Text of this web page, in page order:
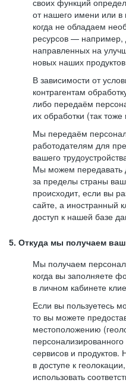
своих функций
от нашего имени или
когда не обладаем
ресурсов — например,
направленных на
новых наших
В зависимости от
контрагентам
либо передаём
их обработки (так
Мы передаём
работодателям для
вашего
Мы можем передавать
за пределы страны
происходит, если вы
сайте, а иностранный
доступ к нашей базе
5. Откуда мы получаем
Мы получаем
когда вы заполняете
в личном кабинете
Если вы пользуетесь
то вы можете
местоположению
сервисов и продуктов.
в доступе к
использовать